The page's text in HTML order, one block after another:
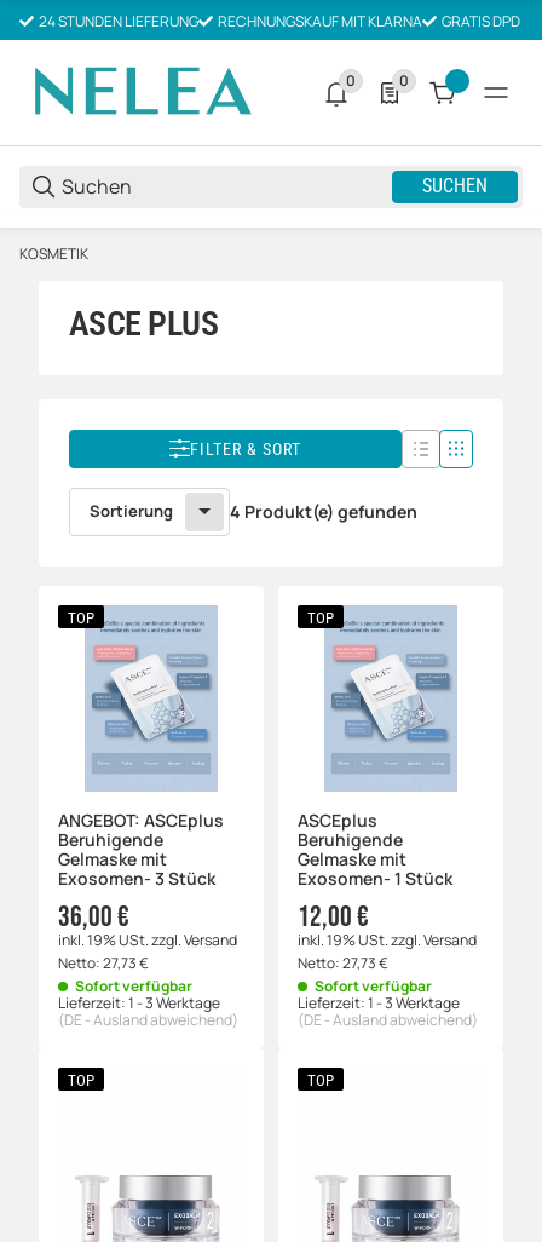
24 STUNDEN LIEFERUNG RECHNUNGSKAUF MIT KLARNA GRATIS DPD
SUCHEN
0
0 neue Notifizierungen
0
0 Produkte in der
KOSMETIK
ASCE PLUS
FILTER & SORT
Sortierung 4 Produkt(e) gefunden
TOP
ANGEBOT: ASCEplus
Beruhigende
Gelmaske mit
Exosomen- 3 Stück
36,00 €
inkl. 19% USt.zzgl.Versand
Netto:27,73€
Sofort verfügbar
Lieferzeit:1 - 3 Werktage
(DE - Ausland abweichend)
TOP
ASCEplus
Beruhigende
Gelmaske mit
Exosomen- 1 Stück
12,00 €
inkl. 19% USt.zzgl.Versand
Netto:27,73€
Sofort verfügbar
Lieferzeit:1 - 3 Werktage
(DE - Ausland abweichend)
TOP TOP